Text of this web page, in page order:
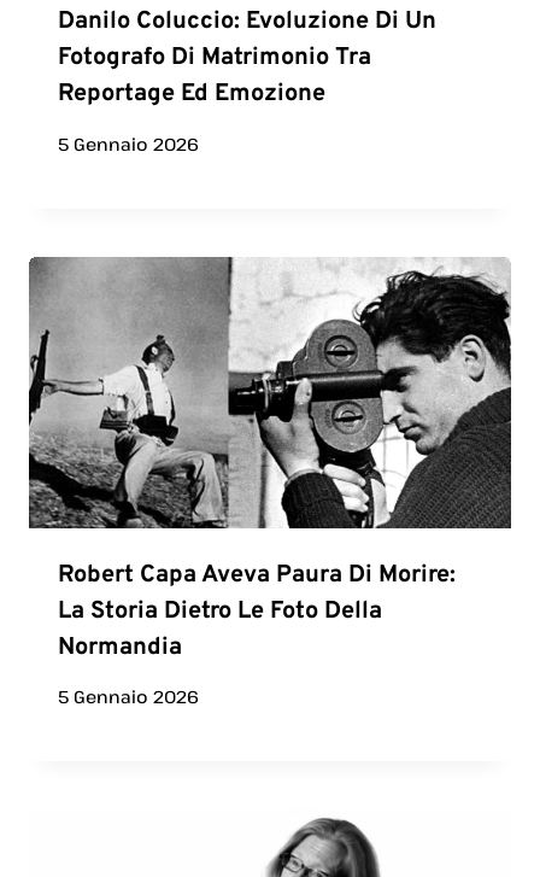
Danilo Coluccio: Evoluzione Di Un
Fotografo Di Matrimonio Tra
Reportage Ed Emozione
5 Gennaio 2026
Robert Capa Aveva Paura Di Morire:
La Storia Dietro Le Foto Della
Normandia
5 Gennaio 2026